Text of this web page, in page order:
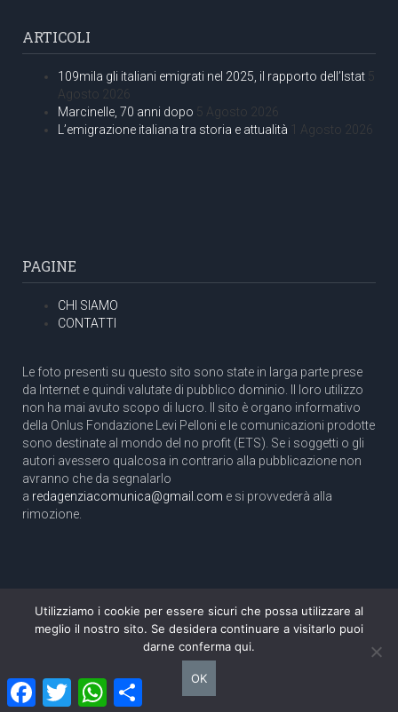
ARTICOLI
109mila gli italiani emigrati nel 2025, il rapporto dell’Istat 5
Agosto 2026
Marcinelle, 70 anni dopo 5 Agosto 2026
L’emigrazione italiana tra storia e attualità 1 Agosto 2026
PAGINE
CHI SIAMO
CONTATTI
Le foto presenti su questo sito sono state in larga parte prese
da Internet e quindi valutate di pubblico dominio. Il loro utilizzo
non ha mai avuto scopo di lucro. Il sito è organo informativo
della Onlus Fondazione Levi Pelloni e le comunicazioni prodotte
sono destinate al mondo del no profit (ETS). Se i soggetti o gli
autori avessero qualcosa in contrario alla pubblicazione non
avranno che da segnalarlo
a redagenziacomunica@gmail.com e si provvederà alla
rimozione.
Copyright 2003 com.unica - Tutti i diritti riservati
Aut. Tribunale di Roma N. 466/2003 dell'11/11/2003
Direttore responsabile: Pino Pelloni [direttore@agenziacomunica.net]
Design by Ethoslab.
FacebookTwitter WhatsAppCondividi
Utilizziamo i cookie per essere sicuri che possa utilizzare al
meglio il nostro sito. Se desidera continuare a visitarlo puoi
darne conferma qui.
OK